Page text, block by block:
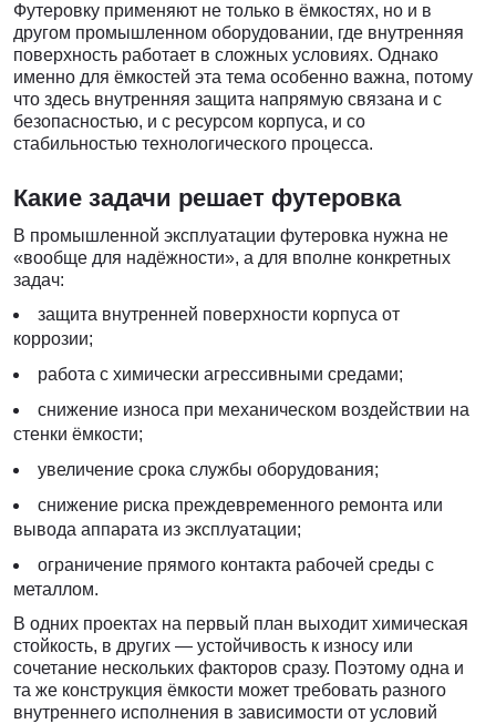
Футеровку применяют не только в ёмкостях, но и в
другом промышленном оборудовании, где внутренняя
поверхность работает в сложных условиях. Однако
именно для ёмкостей эта тема особенно важна, потому
что здесь внутренняя защита напрямую связана и с
безопасностью, и с ресурсом корпуса, и со
стабильностью технологического процесса.
Какие задачи решает футеровка
В промышленной эксплуатации футеровка нужна не
«вообще для надёжности», а для вполне конкретных
задач:
защита внутренней поверхности корпуса от
коррозии;
работа с химически агрессивными средами;
снижение износа при механическом воздействии на
стенки ёмкости;
увеличение срока службы оборудования;
снижение риска преждевременного ремонта или
вывода аппарата из эксплуатации;
ограничение прямого контакта рабочей среды с
металлом.
В одних проектах на первый план выходит химическая
стойкость, в других — устойчивость к износу или
сочетание нескольких факторов сразу. Поэтому одна и
та же конструкция ёмкости может требовать разного
внутреннего исполнения в зависимости от условий